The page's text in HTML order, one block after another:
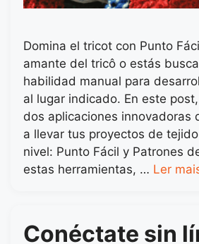
Domina el tricot con Punto
amante del tricô o estás
habilidad manual para
al lugar indicado. En este
dos aplicaciones innovadoras
a llevar tus proyectos de
nivel: Punto Fácil y Patrones
estas herramientas, … Ler
Conéctate sin